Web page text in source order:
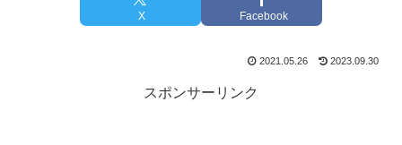
X Facebook
2021.05.26 2023.09.30
スポンサーリンク